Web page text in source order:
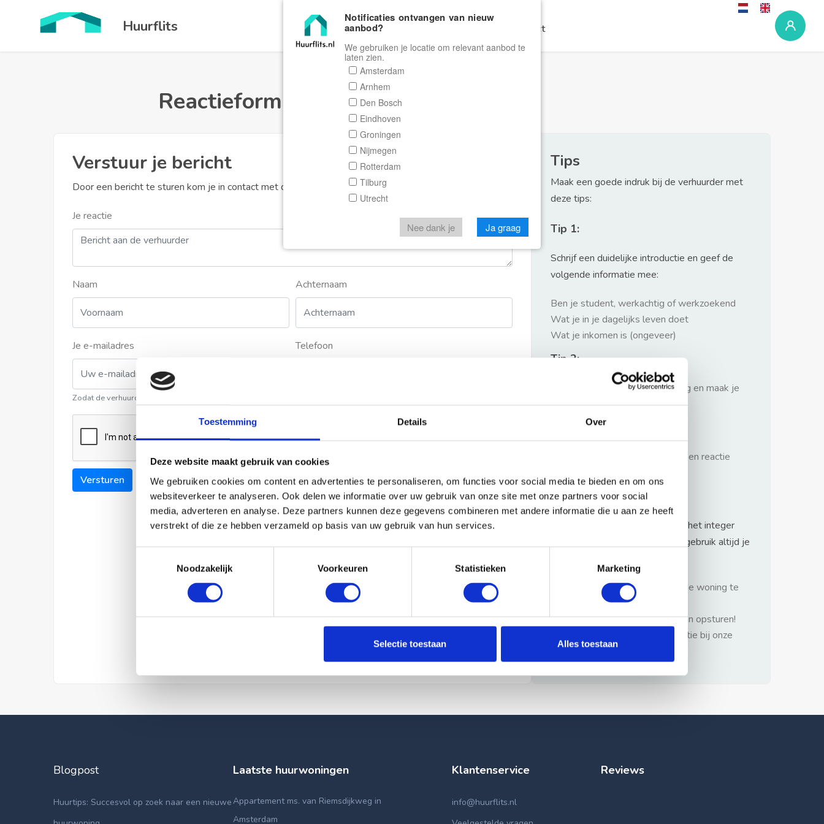
Toestemming Details Over
Deze website maakt gebruik van cookies
We gebruiken cookies om content en advertenties te personaliseren, om functies voor social media te bieden en om ons
websiteverkeer te analyseren. Ook delen we informatie over uw gebruik van onze site met onze partners voor social
media, adverteren en analyse. Deze partners kunnen deze gegevens combineren met andere informatie die u aan ze heeft
verstrekt of die ze hebben verzameld op basis van uw gebruik van hun services.
Noodzakelijk
Voorkeuren Statistieken Marketing
Selectie toestaan Alles toestaan
Huurflits Home Zoeken Contact
Reactieformulier Huurflits
Verstuur je bericht
Door een bericht te sturen kom je in contact met de aanbieder of makelaar van de woning.
Je reactie
Naam Achternaam
Je e-mailadres
Zodat de verhuurder contact met u kan opnemen
Telefoon
Versturen
Tips
Maak een goede indruk bij de verhuurder met
deze tips:
Tip 1:
Schrijf een duidelijke introductie en geef de
volgende informatie mee:
Ben je student, werkachtig of werkzoekend
Wat je in je dagelijks leven doet
Wat je inkomen is (ongeveer)
Tip 2:
Wees beleefd, niet te langdradig en maak je
verhaal kort
Wacht niet met reageren. Snel een reactie
Waarschuwing
Huurflits hecht veel waarde aan het integer
handelen van verhuurders maar gebruik altijd je
1: Nooit vooraf betalen zonder de woning te
hebben gezien.
2: Geen persoonlijke documenten opsturen!
3: Meld bij misbruik de advertentie bij onze
klantenservice.
Blogpost
Huurtips: Succesvol op zoek naar een nieuwe
Laatste huurwoningen
Appartement ms. van Riemsdijkweg in
Amsterdam
Klantenservice
info@huurflits.nl
Reviews
Notificaties ontvangen van nieuw
aanbod?
We gebruiken je locatie om relevant aanbod te
laten zien.
Amsterdam
Arnhem
Den Bosch
Eindhoven
Groningen
Nijmegen
Rotterdam
Tilburg
Utrecht
Nee dank je Ja graag